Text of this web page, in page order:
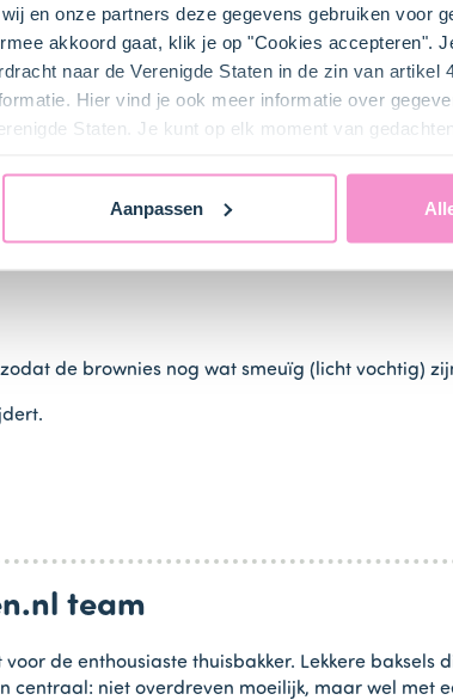
en onze partners deze gegevens gebruiken voor
akkoord gaat, klik je op "Cookies accepteren".
naar de Verenigde Staten in de zin van artikel
Hier vind je ook meer informatie over
Staten. Je kunt op elk moment van
Aanpassen
en hetwater (100 ml)toe en mix het geheel 1
hazelnoten over het browniebeslag.
de brownies nog wat smeuïg (licht vochtig)
team
de enthousiaste thuisbakker. Lekkere
centraal: niet overdreven moeilijk, maar wel met